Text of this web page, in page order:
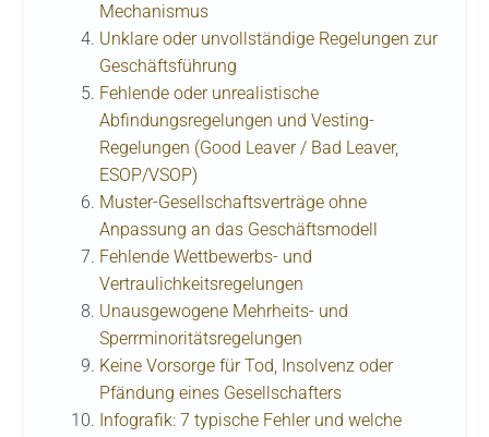
Mechanismus
Unklare oder unvollständige Regelungen zur
Geschäftsführung
Fehlende oder unrealistische
Abfindungsregelungen und Vesting-
Regelungen (Good Leaver / Bad Leaver,
ESOP/VSOP)
Muster-Gesellschaftsverträge ohne
Anpassung an das Geschäftsmodell
Fehlende Wettbewerbs- und
Vertraulichkeitsregelungen
Unausgewogene Mehrheits- und
Sperrminoritätsregelungen
Keine Vorsorge für Tod, Insolvenz oder
Pfändung eines Gesellschafters
Infografik: 7 typische Fehler und welche